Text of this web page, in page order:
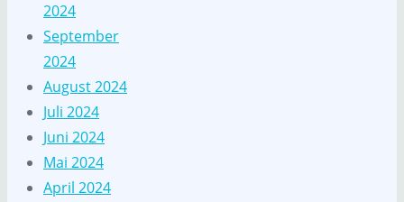
2024
September
2024
August 2024
Juli 2024
Juni 2024
Mai 2024
April 2024